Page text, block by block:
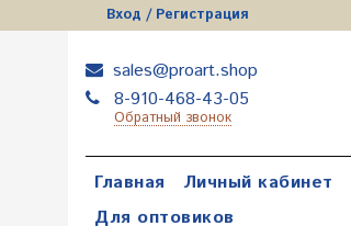
Вход / Регистрация
sales@proart.shop
8-910-468-43-05
Обратный звонок
Главная Личный кабинет
Для оптовиков